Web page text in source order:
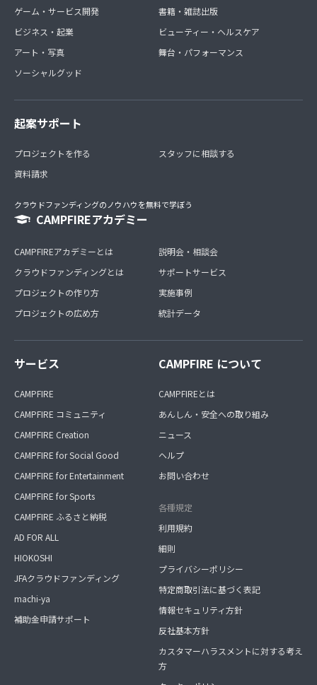
ゲーム・サービス開発
ビジネス・起業
アート・写真
ソーシャルグッド
書籍・雑誌出版
ビューティー・ヘルスケア
舞台・パフォーマンス
起案サポート
プロジェクトを作る
資料請求
スタッフに相談する
クラウドファンディングのノウハウを無料で学ぼう
CAMPFIREアカデミー
CAMPFIREアカデミーとは
クラウドファンディングとは
プロジェクトの作り方
プロジェクトの広め方
説明会・相談会
サポートサービス
実施事例
統計データ
サービス
CAMPFIRE
CAMPFIRE コミュニティ
CAMPFIRE Creation
CAMPFIRE for Social Good
CAMPFIRE for Entertainment
CAMPFIRE for Sports
CAMPFIRE ふるさと納税
AD FOR ALL
HIOKOSHI
JFAクラウドファンディング
machi-ya
補助金申請サポート
CAMPFIRE について
CAMPFIREとは
あんしん・安全への取り組み
ニュース
ヘルプ
お問い合わせ
各種規定
利用規約
細則
プライバシーポリシー
特定商取引法に基づく表記
情報セキュリティ方針
反社基本方針
カスタマーハラスメントに対する考え
方